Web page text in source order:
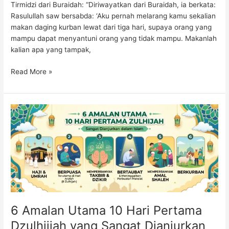
Tirmidzi dari Buraidah: “Diriwayatkan dari Buraidah, ia berkata:
Rasulullah saw bersabda: ‘Aku pernah melarang kamu sekalian
makan daging kurban lewat dari tiga hari, supaya orang yang
mampu dapat menyantuni orang yang tidak mampu. Makanlah
kalian apa yang tampak,
Read More »
6 Amalan Utama 10 Hari Pertama
Dzulhijjah yang Sangat Dianjurkan
6
Amalan
Utama
10
Hari
Pertama
Dzulhijjah
yang
Dianjurkan
dalam